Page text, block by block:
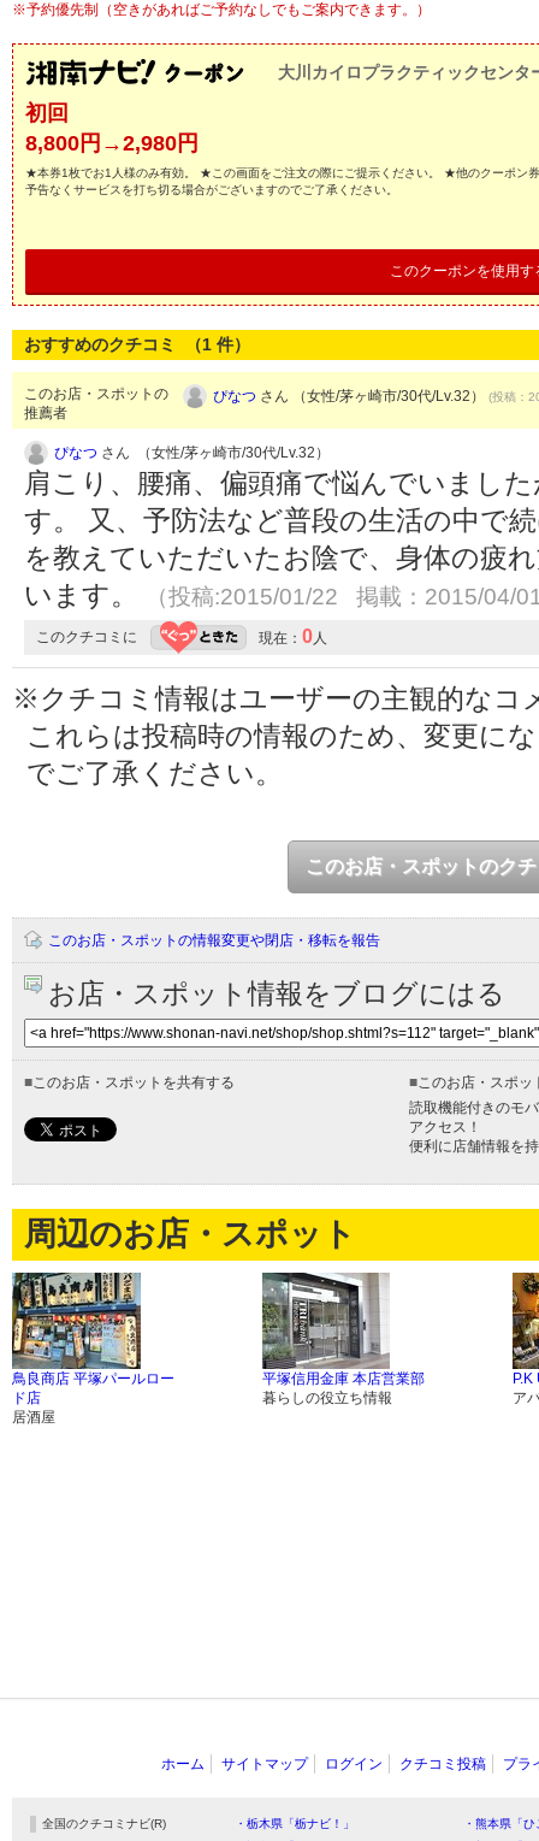
※予約優先制（空きがあればご予約なしでもご案内できます。）
大川カイロプラクティックセン
初回
8,800円→2,980円
★本券1枚でお1人様のみ有効。 ★この画面をご注文の際にご提示ください。 ★他のクーポン
予告なくサービスを打ち切る場合がございますのでご了承ください。
このクーポンを使用す
おすすめのクチコミ （1 件）
このお店・スポットの
推薦者
ぴなつ さん （女性/茅ヶ崎市/30代/Lv.32） (投稿：
ぴなつ さん （女性/茅ヶ崎市/30代/Lv.32）
肩こり、腰痛、偏頭痛で悩んでいまし
す。 又、予防法など普段の生活の中で
を教えていただいたお陰で、身体の疲
います。
（投稿:2015/01/22 掲載：2015/04/
このクチコミに 現在： 0人
※クチコミ情報はユーザーの主観的なコ
これらは投稿時の情報のため、変更に
でご了承ください。
このお店・スポットのク
このお店・スポットの情報変更や閉店・移転を報告
お店・スポット情報をブログにはる
■このお店・スポットを共有する ■このお店・スポッ
読取機能付きのモ
アクセス！
便利に店舗情報を
周辺のお店・スポット
鳥良商店 平塚パールロー
ド店
居酒屋
平塚信用金庫 本店営業部
暮らしの役立ち情報
ア
ホーム サイトマップ ログイン クチコミ投稿 プラ
全国のクチコミナビ(R) ・栃木県「栃ナビ！」
・熊本県「